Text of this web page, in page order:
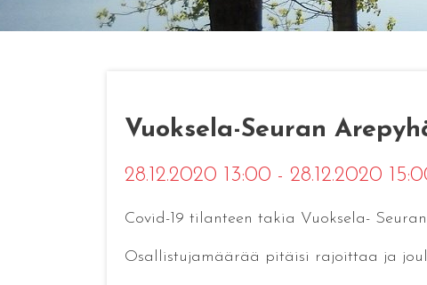
Vuoksela-Seuran
28.12.2020 13:00 - 28.12.2020
Covid-19 tilanteen takia Vuoksela-
Osallistujamäärää pitäisi rajoittaa ja